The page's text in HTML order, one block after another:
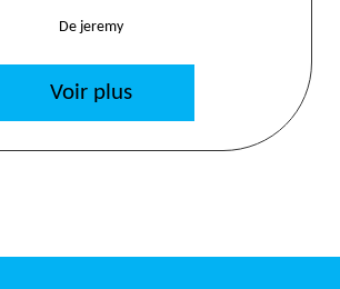
De jeremy
Voir plus